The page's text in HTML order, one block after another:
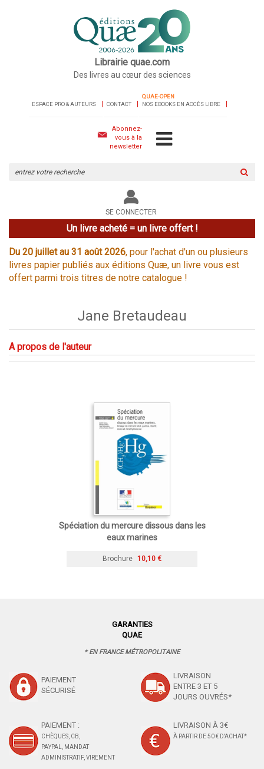
Librairie quae.com
Des livres au cœur des sciences
ESPACE PRO & AUTEURS CONTACT
QUAE-OPEN
NOS EBOOKS EN ACCÈS LIBRE
Abonnez-
vous à la
newsletter
le
site
SE CONNECTER
Un livre acheté = un livre offert !
Du 20 juillet au 31 août 2026, pour l'achat d'un ou plusieurs
livres papier publiés aux éditions Quæ, un livre vous est
offert parmi trois titres de notre catalogue !
Jane Bretaudeau
A propos de l'auteur
Spéciation du mercure dissous dans les
eaux marines
Brochure 10,10 €
GARANTIES
QUAE
* EN FRANCE MÉTROPOLITAINE
PAIEMENT
SÉCURISÉ
LIVRAISON
ENTRE 3 ET 5
JOURS OUVRÉS*
PAIEMENT :
CHÈQUES, CB,
PAYPAL, MANDAT
ADMINISTRATIF, VIREMENT
LIVRAISON À 3€
À PARTIR DE 50 € D'ACHAT*